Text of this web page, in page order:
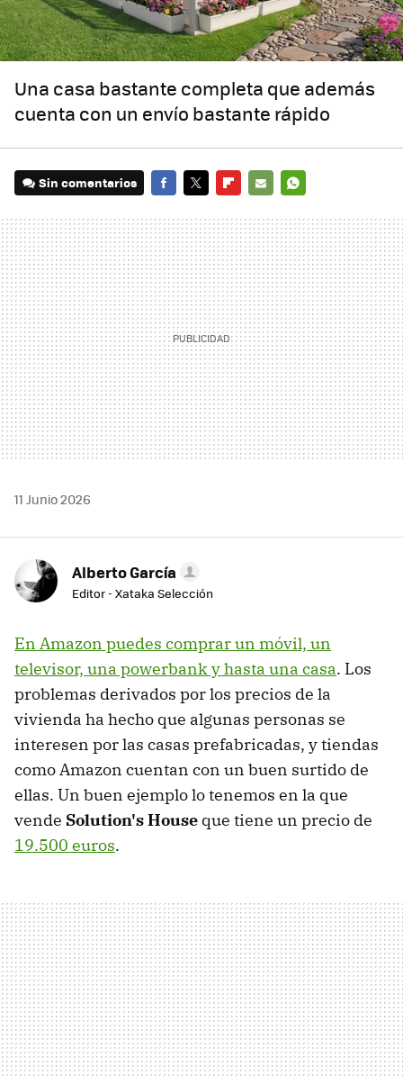
Una casa bastante completa que además
cuenta con un envío bastante rápido
Sin comentarios
MAIL
11 Junio 2026
Alberto García
Editor - Xataka Selección
En Amazon puedes comprar un móvil, un
televisor, una powerbank y hasta una casa. Los
problemas derivados por los precios de la
vivienda ha hecho que algunas personas se
interesen por las casas prefabricadas, y tiendas
como Amazon cuentan con un buen surtido de
ellas. Un buen ejemplo lo tenemos en la que
vende Solution's House que tiene un precio de
19.500 euros.